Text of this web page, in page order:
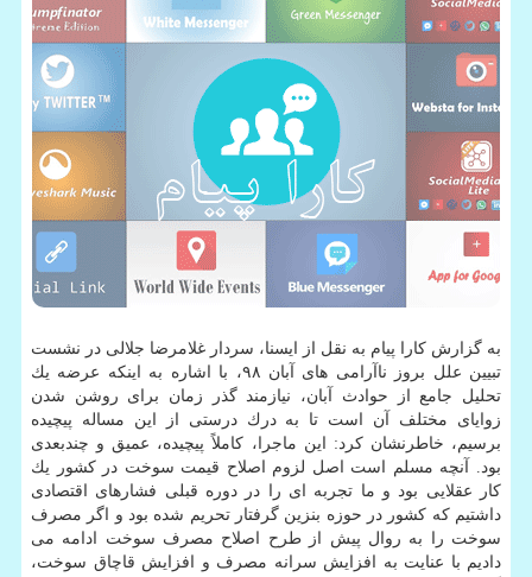
به گزارش كارا پیام به نقل از ایسنا، سردار غلامرضا جلالی در نشست
تبیین علل بروز ناآرامی های آبان ۹۸، با اشاره به اینكه عرضه یك
تحلیل جامع از حوادث آبان، نیازمند گذر زمان برای روشن شدن
زوایای مختلف آن است تا به درك درستی از این مساله پیچیده
برسیم، خاطرنشان كرد: این ماجرا، كاملاً پیچیده، عمیق و چندبعدی
بود. آنچه مسلم است اصل لزوم اصلاح قیمت سوخت در كشور یك
كار عقلایی بود و ما تجربه ای را در دوره قبلی فشارهای اقتصادی
داشتیم كه كشور در حوزه بنزین گرفتار تحریم شده بود و اگر مصرف
سوخت را به روال پیش از طرح اصلاح مصرف سوخت ادامه می
دادیم با عنایت به افزایش سرانه مصرف و افزایش قاچاق سوخت،